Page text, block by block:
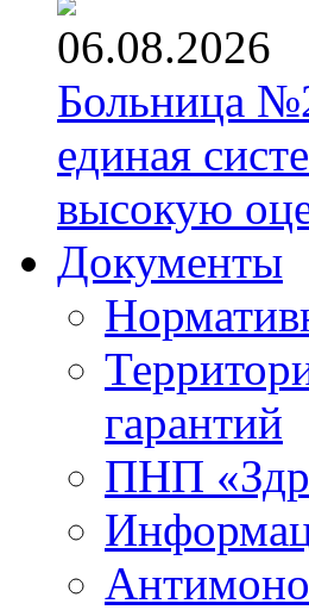
06.08.2026
Больница
единая
высокую
Документы
гарантий
ПНП